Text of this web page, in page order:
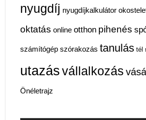
nyugdíj nyugdíjkalkulátor
oktatás online otthon pihenés
számítógép szórakozás tanulás tél
utazásvállalkozás
Önéletrajz